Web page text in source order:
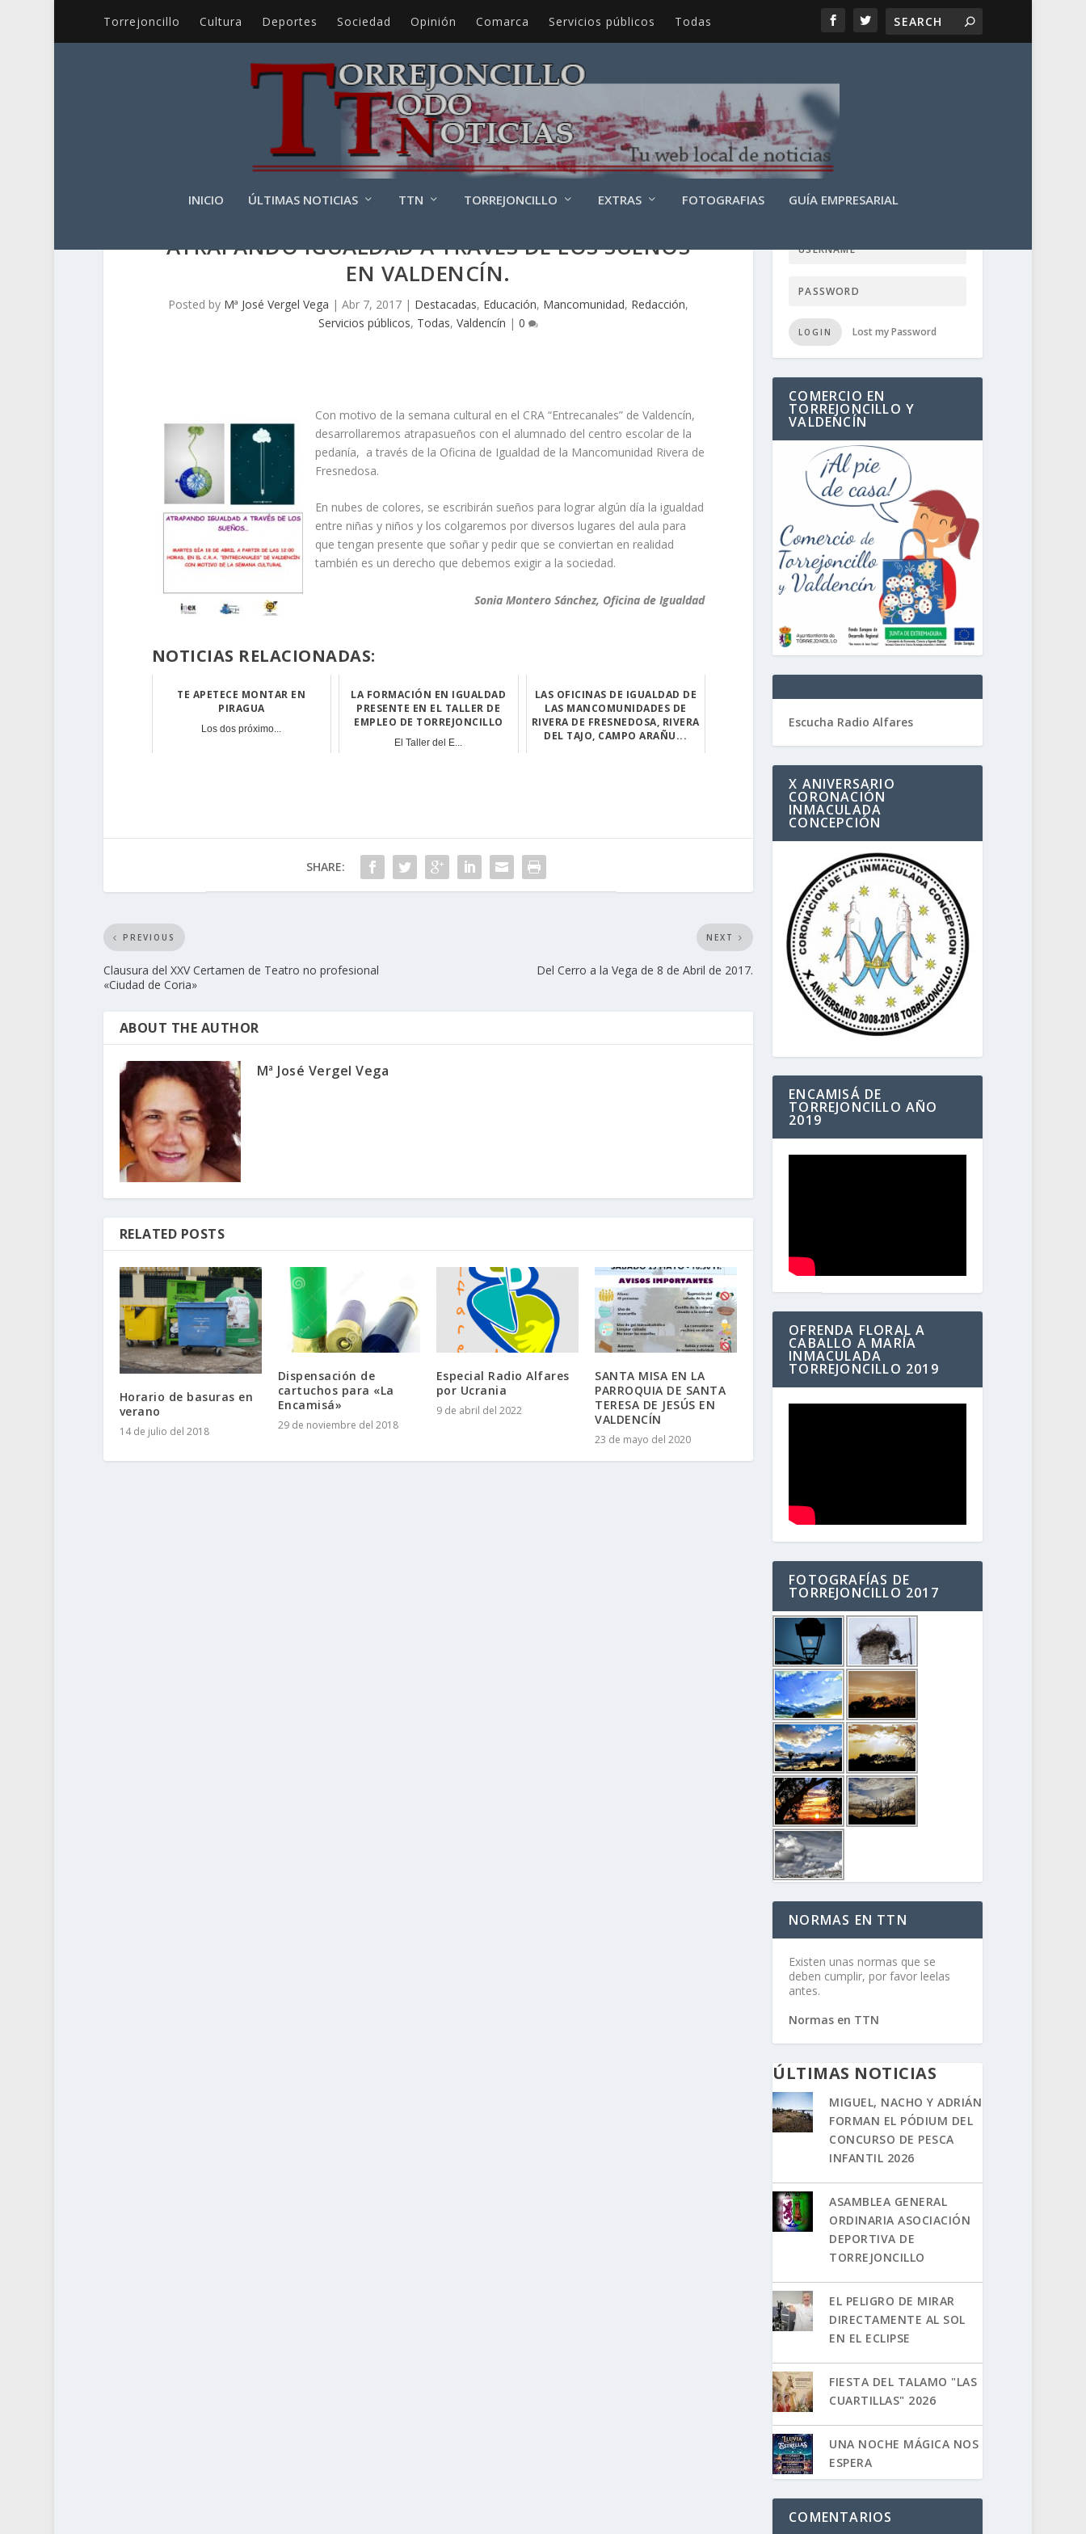
Torrejoncillo Cultura Deportes Sociedad Opinión Comarca Servicios públicos Todas
INICIO ÚLTIMAS NOTICIAS TTN TORREJONCILLO EXTRAS FOTOGRAFIAS GUÍA EMPRESARIAL
ATRAPANDO IGUALDAD A TRAVÉS DE LOS SUEÑOS
EN VALDENCÍN.
Posted by Mª José Vergel Vega | Abr 7, 2017| Destacadas, Educación, Mancomunidad, Redacción,
Servicios públicos, Todas, Valdencín | 0
Con motivo de la semana cultural en el CRA “Entrecanales” de Valdencín,
desarrollaremos atrapasueños con el alumnado del centro escolar de la
pedanía, a través de la Oficina de Igualdad de la Mancomunidad Rivera de
Fresnedosa.
En nubes de colores, se escribirán sueños para lograr algún día la igualdad
entre niñas y niños y los colgaremos por diversos lugares del aula para
que tengan presente que soñar y pedir que se conviertan en realidad
también es un derecho que debemos exigir a la sociedad.
Sonia Montero Sánchez, Oficina de Igualdad
NOTICIAS RELACIONADAS:
TE APETECE MONTAR EN
PIRAGUA
Los dos próximo...
LA FORMACIÓN EN IGUALDAD
PRESENTE EN EL TALLER DE
EMPLEO DE TORREJONCILLO
El Taller del E...
LAS OFICINAS DE IGUALDAD DE
LAS MANCOMUNIDADES DE
RIVERA DE FRESNEDOSA, RIVERA
DEL TAJO, CAMPO ARAÑU...
SHARE:
PREVIOUS
Clausura del XXV Certamen de Teatro no profesional
«Ciudad de Coria»
NEXT
Del Cerro a la Vega de 8 de Abril de 2017.
ABOUT THE AUTHOR
Mª José Vergel Vega
RELATED POSTS
Horario de basuras en
verano
14 de julio del 2018
Dispensación de
cartuchos para «La
Encamisá»
29 de noviembre del 2018
Especial Radio Alfares
por Ucrania
9 de abril del 2022
SANTA MISA EN LA
PARROQUIA DE SANTA
TERESA DE JESÚS EN
VALDENCÍN
23 de mayo del 2020
LOGIN USER TTN
LOGIN Lost my Password
COMERCIO EN
TORREJONCILLO Y
VALDENCÍN
Escucha Radio Alfares
X ANIVERSARIO
CORONACIÓN
INMACULADA
CONCEPCIÓN
ENCAMISÁ DE
TORREJONCILLO AÑO
2019
OFRENDA FLORAL A
CABALLO A MARÍA
INMACULADA
TORREJONCILLO 2019
FOTOGRAFÍAS DE
TORREJONCILLO 2017
NORMAS EN TTN
Existen unas normas que se
deben cumplir, por favor leelas
antes.
Normas en TTN
ÚLTIMAS NOTICIAS
MIGUEL, NACHO Y ADRIÁN
FORMAN EL PÓDIUM DEL
CONCURSO DE PESCA
INFANTIL 2026
ASAMBLEA GENERAL
ORDINARIA ASOCIACIÓN
DEPORTIVA DE
TORREJONCILLO
EL PELIGRO DE MIRAR
DIRECTAMENTE AL SOL
EN EL ECLIPSE
FIESTA DEL TALAMO "LAS
CUARTILLAS" 2026
UNA NOCHE MÁGICA NOS
ESPERA
COMENTARIOS